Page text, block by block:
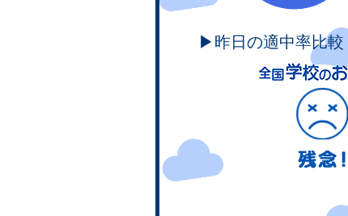
▶昨日の適中率比較